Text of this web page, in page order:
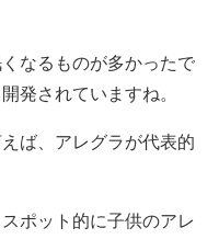
なるものが多かったで
発されていますね。
ば、アレグラが代表的
ポット的に子供のアレ